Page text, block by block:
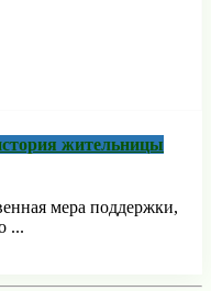
жительницы
мера поддержки,
...